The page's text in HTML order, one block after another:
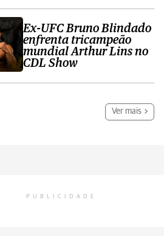
Ex-UFC Bruno Blindado
enfrenta tricampeão
mundial Arthur Lins no
CDL Show
Ver mais
PUBLICIDADE